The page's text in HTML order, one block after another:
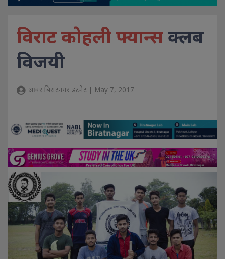
विराट काेहली फ्यान्सक्लब
विजयी
आवर बिराटनगर डटनेट | May 7, 2017